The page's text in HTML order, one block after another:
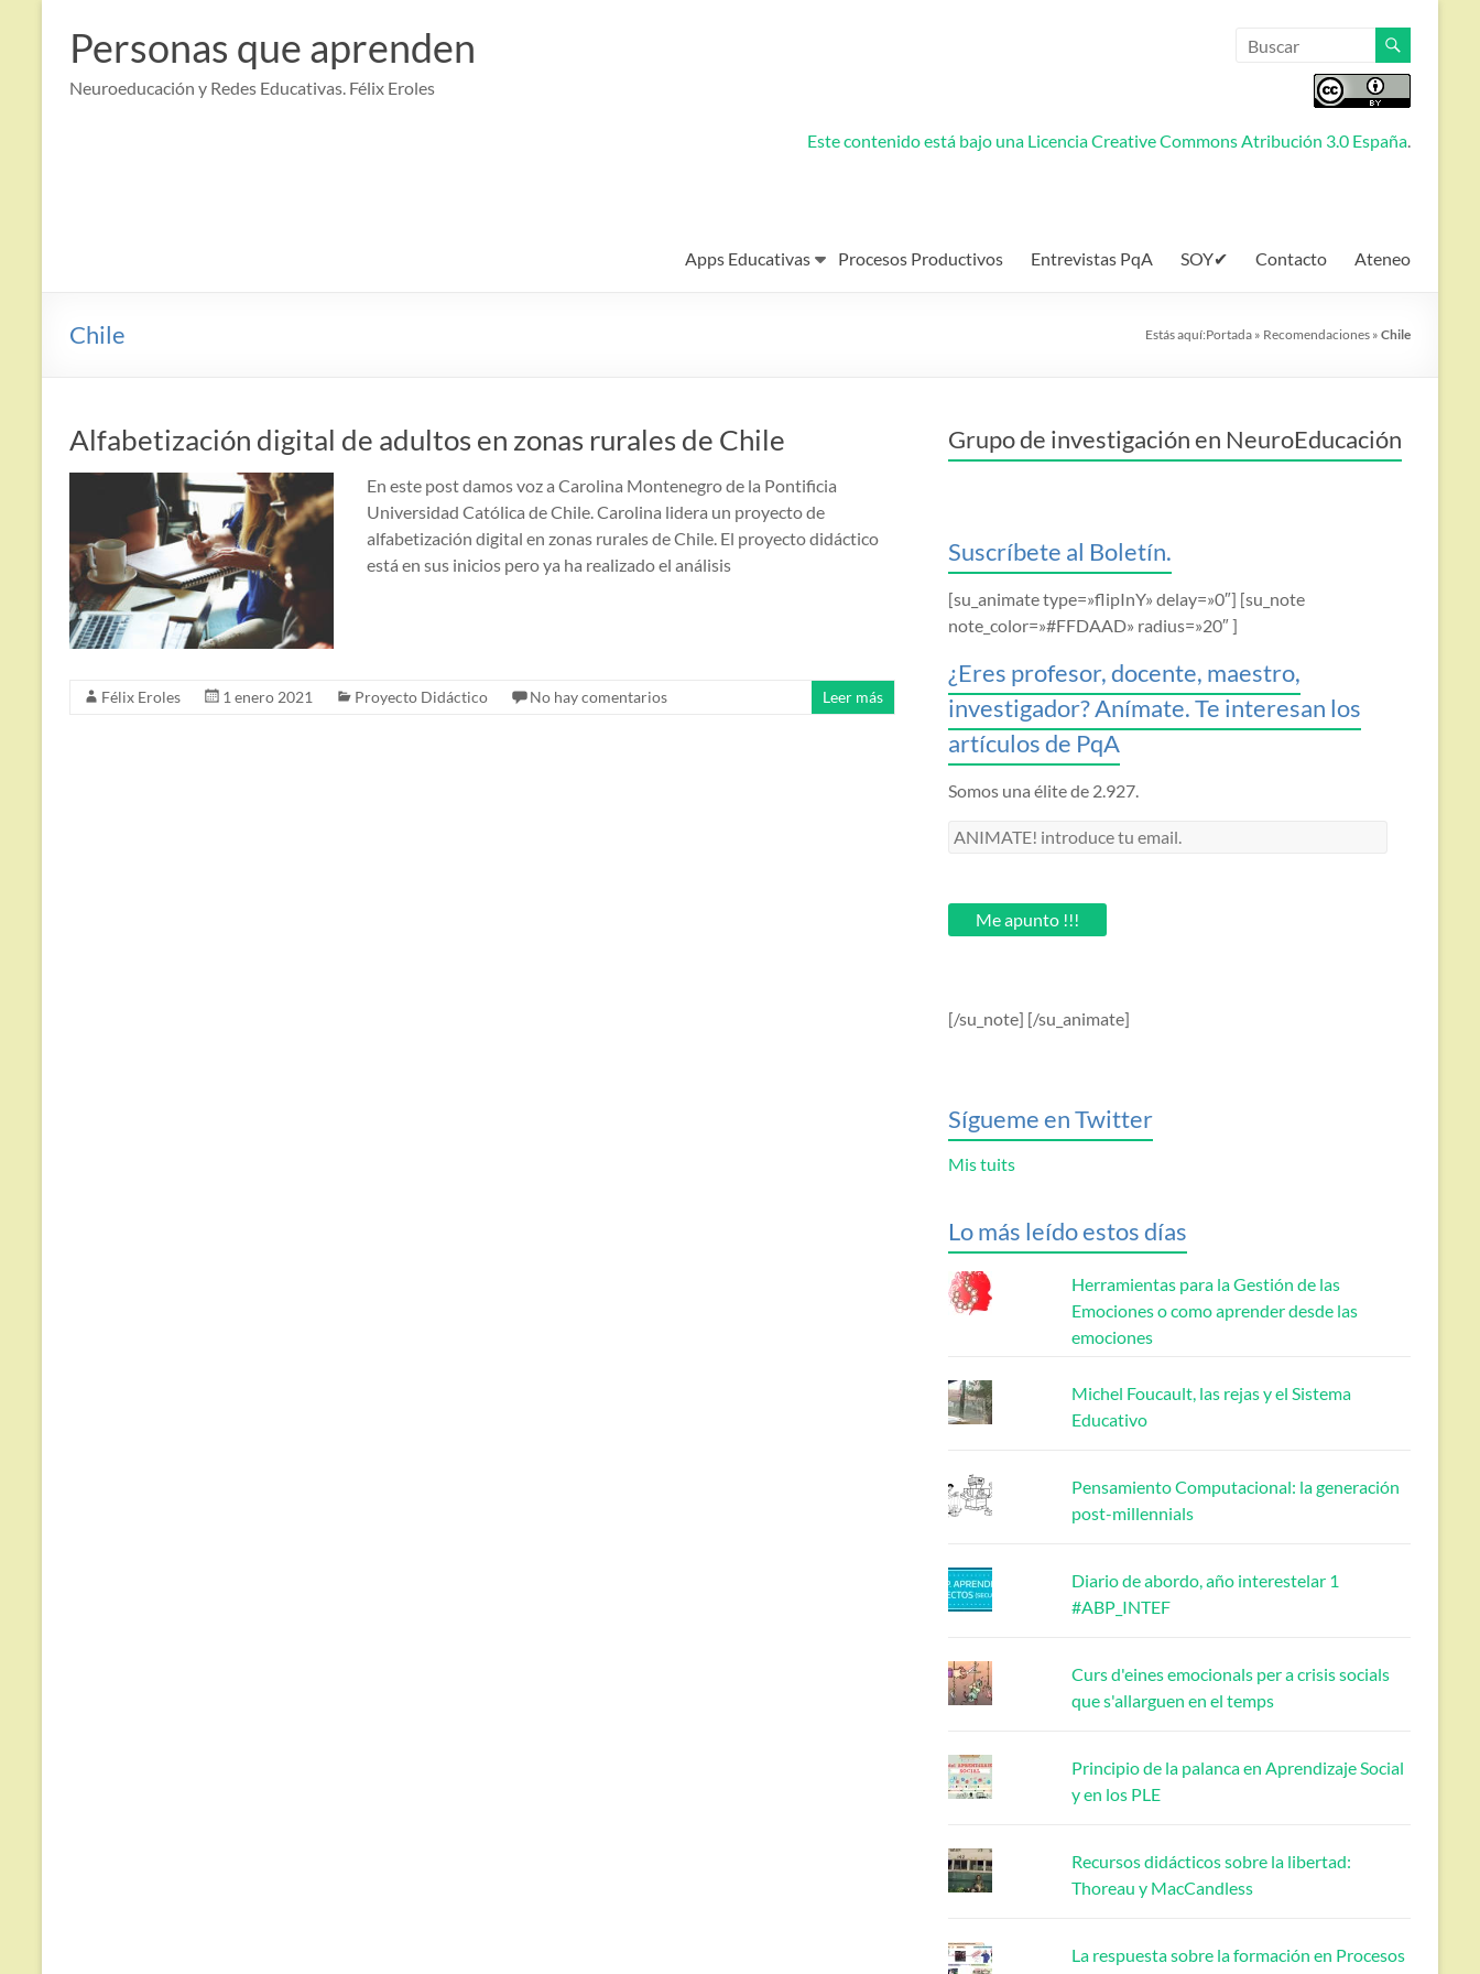
contenido
Personas que aprenden
Neuroeducación y Redes Educativas. Félix Eroles
Este contenido está bajo una Licencia Creative Commons Atribución 3.0 España.
Apps Educativas Procesos Productivos Entrevistas PqA SOY✔ Contacto Ateneo
Chile Estás aquí:Portada » Recomendaciones » Chile
Alfabetización digital de adultos en zonas rurales de Chile
En este post damos voz a Carolina Montenegro de la Pontificia
Universidad Católica de Chile. Carolina lidera un proyecto de
alfabetización digital en zonas rurales de Chile. El proyecto didáctico
está en sus inicios pero ya ha realizado el análisis
Félix Eroles 1 enero 2021 Proyecto Didáctico No hay comentarios Leer más
Grupo de investigación en NeuroEducación
Suscríbete al Boletín.
[su_animate type=»flipInY» delay=»0″] [su_note
note_color=»#FFDAAD» radius=»20″ ]
¿Eres profesor, docente, maestro,
investigador? Anímate. Te interesan los
artículos de PqA
Somos una élite de 2.927.
ANIMATE!
email.Me apunto !!!
[/su_note] [/su_animate]
Sígueme en Twitter
Mis tuits
Lo más leído estos días
Herramientas para la Gestión de las
Emociones o como aprender desde las
emociones
Michel Foucault, las rejas y el Sistema
Educativo
Pensamiento Computacional: la generación
post-millennials
Diario de abordo, año interestelar 1
#ABP_INTEF
Curs d'eines emocionals per a crisis socials
que s'allarguen en el temps
Principio de la palanca en Aprendizaje Social
y en los PLE
Recursos didácticos sobre la libertad:
Thoreau y MacCandless
La respuesta sobre la formación en Procesos